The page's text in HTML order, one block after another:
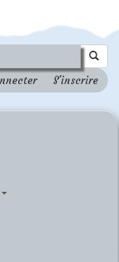
S'inscrire